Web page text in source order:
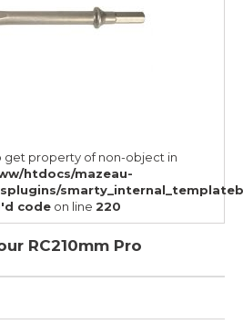
get property of non-object in
htdocs/mazeau-
code on line 220
RC210mm Pro